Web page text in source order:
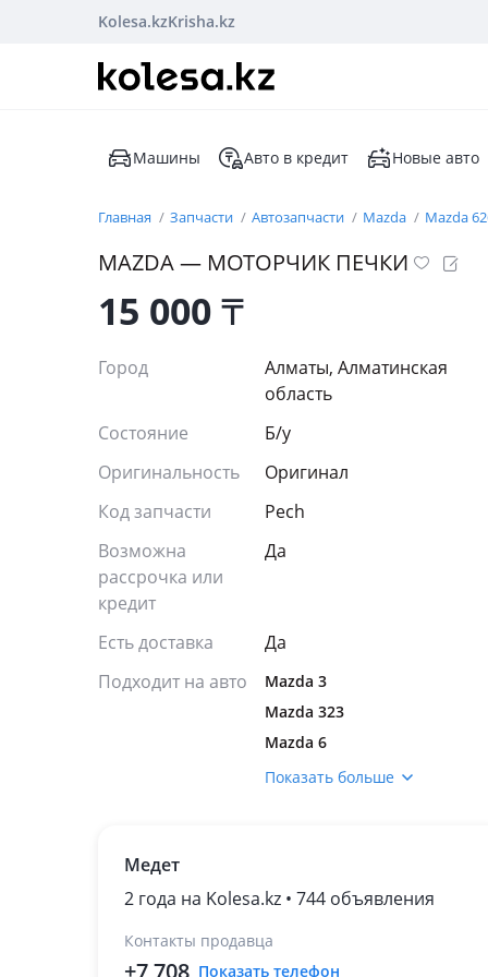
Kolesa.kzKrisha.kz
Машины Авто в кредит Новые авто
Главная Запчасти Автозапчасти Mazda Mazda
MAZDA — МОТОРЧИК ПЕЧКИ
15 000₸
Город
Алматы, Алматинская
область
Состояние
Б/y
Оригинальность
Оригинал
Код запчасти
Pech
Возможна
рассрочка или
кредит
Да
Есть доставка
Да
Подходит на авто
Mazda 3
Mazda 323
Mazda 6
Mazda 626
Mazda Premacy
Показать больше
Медет
2 года на Kolesa.kz • 744 объявления
Контакты продавца
+7 708 Показать телефон